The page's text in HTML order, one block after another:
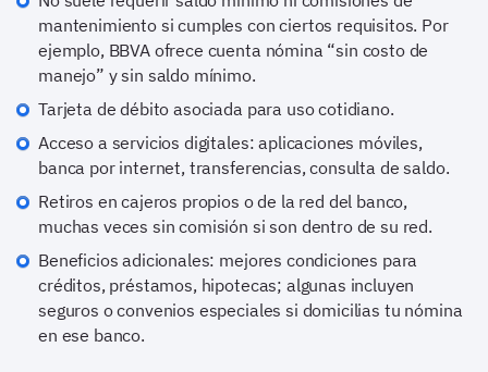
mantenimiento si cumples con ciertos requisitos. Por
ejemplo, BBVA ofrece cuenta nómina “sin costo de
manejo” y sin saldo mínimo.
Tarjeta de débito asociada para uso cotidiano.
Acceso a servicios digitales: aplicaciones móviles,
banca por internet, transferencias, consulta de saldo.
Retiros en cajeros propios o de la red del banco,
muchas veces sin comisión si son dentro de su red.
Beneficios adicionales: mejores condiciones para
créditos, préstamos, hipotecas; algunas incluyen
seguros o convenios especiales si domicilias tu nómina
en ese banco.